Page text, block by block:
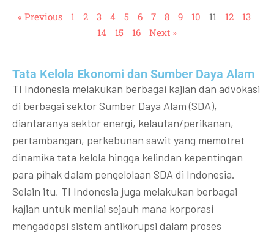
« Previous 1 2 3 4 5 6 7 8 9 10 11 12
13
14
15 16 Next »
Tata Kelola Ekonomi dan Sumber Daya Alam
TI Indonesia melakukan berbagai kajian dan advokasi
di berbagai sektor Sumber Daya Alam (SDA),
diantaranya sektor energi, kelautan/perikanan,
pertambangan, perkebunan sawit yang memotret
dinamika tata kelola hingga kelindan kepentingan
para pihak dalam pengelolaan SDA di Indonesia.
Selain itu, TI Indonesia juga melakukan berbagai
kajian untuk menilai sejauh mana korporasi
mengadopsi sistem antikorupsi dalam proses